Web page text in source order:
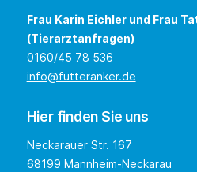
Frau Karin Eichler und Frau
(Tierarztanfragen)
0160/45 78 536
info@futteranker.de
Hier finden Sie uns
Neckarauer Str. 167
68199 Mannheim-Neckarau